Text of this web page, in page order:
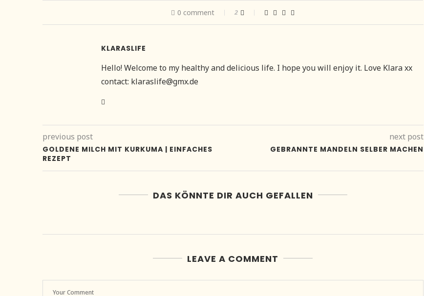
0 comment 2
KLARASLIFE
Hello! Welcome to my healthy and delicious life. I hope you will enjoy it. Love Klara xx
contact: klaraslife@gmx.de
previous post
GOLDENE MILCH MIT KURKUMA | EINFACHES
REZEPT
next post
GEBRANNTE MANDELN SELBER MACHEN
DAS KÖNNTE DIR AUCH GEFALLEN
LEAVE A COMMENT